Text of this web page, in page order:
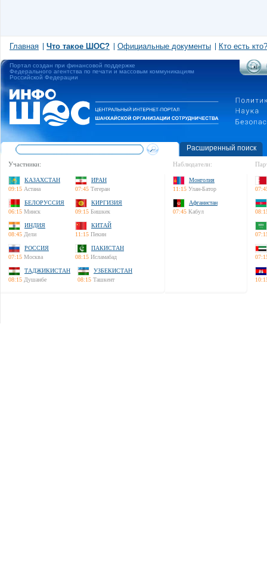
Главная Что такое ШОС? Официальные документы Кто есть кто?
Портал создан при финансовой поддержке
Федерального агентства по печати и массовым коммуникациям
Российской Федерации
Расширенный поиск
Участники:
КАЗАХСТАН
09:15 Астана
ИРАН
07:45 Тегеран
БЕЛОРУССИЯ
06:15 Минск
КИРГИЗИЯ
09:15 Бишкек
ИНДИЯ
08:45 Дели
КИТАЙ
11:15 Пекин
РОССИЯ
07:15 Москва
ПАКИСТАН
08:15 Исламабад
ТАДЖИКИСТАН
08:15 Душанбе
УЗБЕКИСТАН
08:15 Ташкент
Наблюдатели:
Монголия
11:15 Улан-Батор
Афганистан
07:45 Кабул